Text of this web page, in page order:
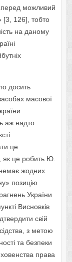
можливий
[3, 126], тобто
на даному
досить
масової
аж надто
це
це робить Ю.
жодних
позицію
України
Висновків
свій
з метою
та безпеки
права